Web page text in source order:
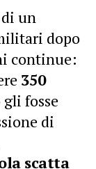
un
dopo
continue:
350
gli fosse
di
scatta